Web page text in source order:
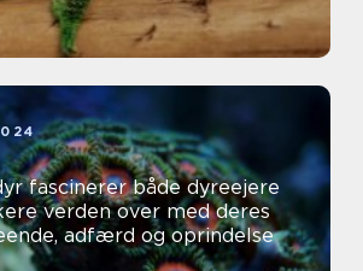
fascinerer både dyreejere
verden over med deres
adfærd og oprindelse